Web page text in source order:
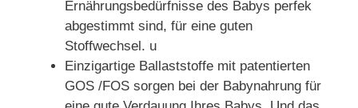
Ernährungsbedürfnisse des Babys perfek
abgestimmt sind, für eine guten
Stoffwechsel. u
Einzigartige Ballaststoffe mit patentierten
GOS /FOS sorgen bei der Babynahrung für